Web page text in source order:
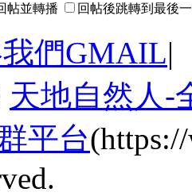
帖並轉播 回帖後跳轉到最後
們GMAIL|
天地自然人-
平台